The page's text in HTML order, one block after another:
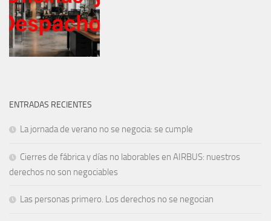
ENTRADAS RECIENTES
La jornada de verano no se negocia: se cumple
Cierres de fábrica y días no laborables en AIRBUS: nuestros
derechos no son negociables
Las personas primero. Los derechos no se negocian